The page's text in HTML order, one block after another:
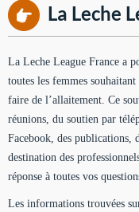
La Leche
La Leche League France a
toutes les femmes
faire de l’allaitement. Ce
réunions, du soutien par
Facebook, des publications,
destination des
réponse à toutes vos
Les informations trouvées